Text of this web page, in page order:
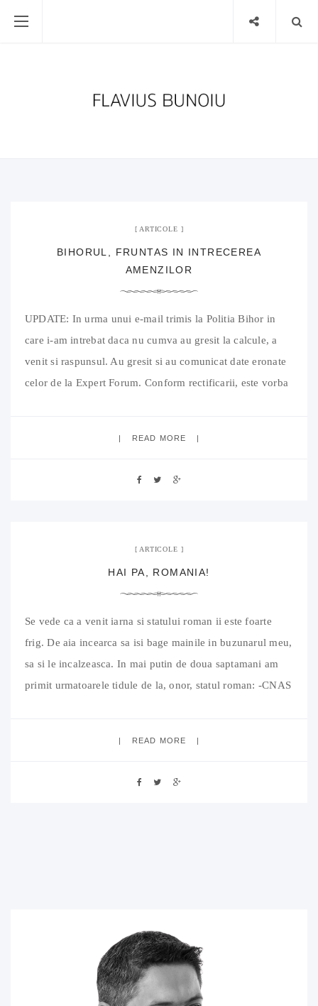
ARTICOLE
BIHORUL, FRUNTAS IN INTRECEREA
AMENZILOR
UPDATE: In urma unui e-mail trimis la Politia Bihor in
care i-am intrebat daca nu cumva au gresit la calcule, a
venit si raspunsul. Au gresit si au comunicat date eronate
celor de la Expert Forum. Conform rectificarii, este vorba
READ MORE
ARTICOLE
HAI PA, ROMANIA!
Se vede ca a venit iarna si statului roman ii este foarte
frig. De aia incearca sa isi bage mainile in buzunarul meu,
sa si le incalzeasca. In mai putin de doua saptamani am
primit urmatoarele tidule de la, onor, statul roman: -CNAS
READ MORE